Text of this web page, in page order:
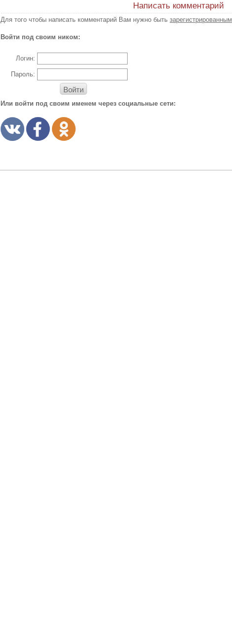
Написать комментарий
Для того чтобы написать комментарий Вам нужно быть зарегистрированным
Войти под своим ником:
Логин:
Пароль:
Войти
Или войти под своим именем через социальные сети: